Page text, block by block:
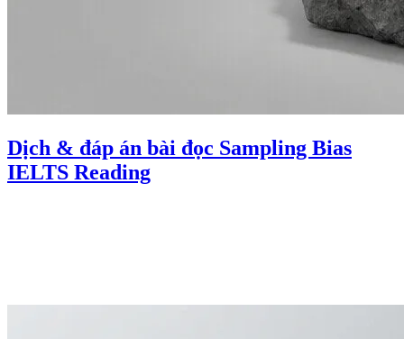
Dịch & đáp án bài đọc Sampling Bias
IELTS Reading